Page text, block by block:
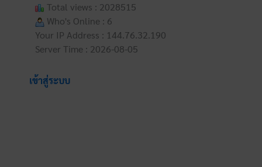
Total views : 2028515
Who's Online : 6
Your IP Address : 144.76.32.190
Server Time : 2026-08-05
เข้าสู่ระบบ